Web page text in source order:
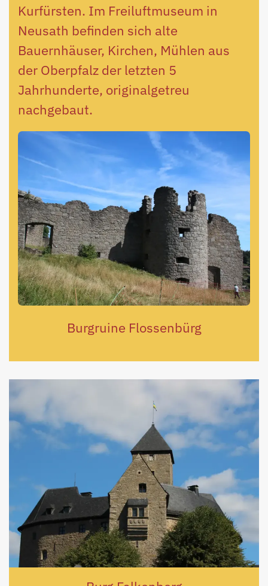
Kurfürsten. Im Freiluftmuseum in
Neusath befinden sich alte
Bauernhäuser, Kirchen, Mühlen aus
der Oberpfalz der letzten 5
Jahrhunderte, originalgetreu
nachgebaut.
Burgruine Flossenbürg